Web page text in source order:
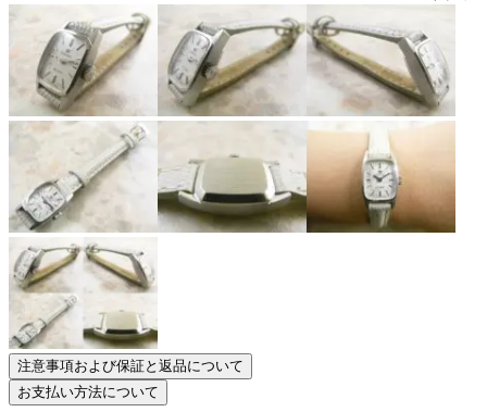
注意事項および保証と返品について
お支払い方法について